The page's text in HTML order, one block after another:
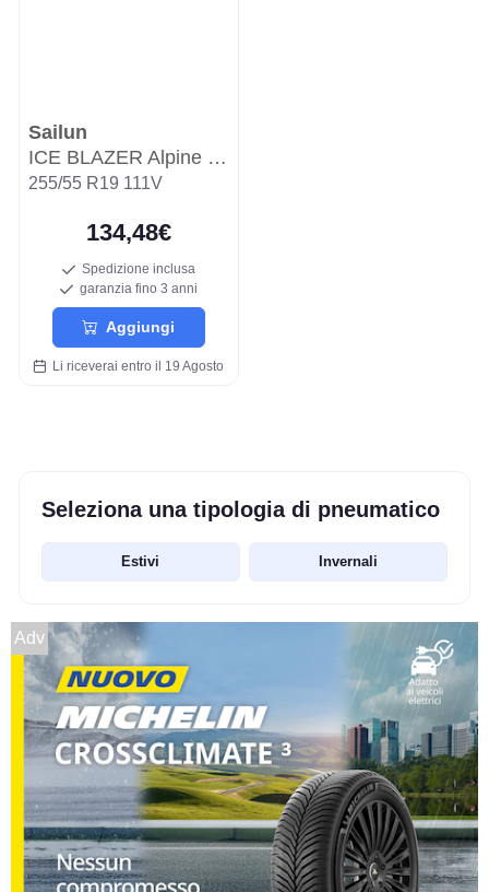
Sailun
ICE BLAZER Alpine EVO2
255/55 R19 111V
134,48€
Spedizione inclusa
garanzia fino 3 anni
Aggiungi
Li riceverai entro il 19 Agosto
Seleziona una tipologia di pneumatico
Estivi Invernali
Adv